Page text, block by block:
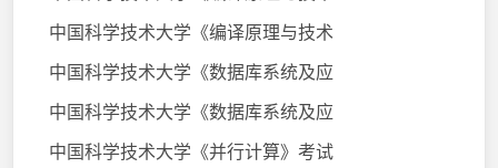
中国科学技术大学《编译原理与技术
中国科学技术大学《数据库系统及应
中国科学技术大学《数据库系统及应
中国科学技术大学《并行计算》考试